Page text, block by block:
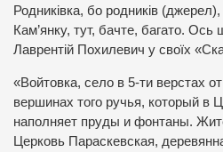
Родниківка, бо родників
Кам’янку, тут, бачте, багато. Ось
Лаврентій Похилевич у своїх
«Войтовка, село в 5-ти верстах
вершинах того ручья, который в
наполняет пруды и фонтаны.
Церковь Параскевская,